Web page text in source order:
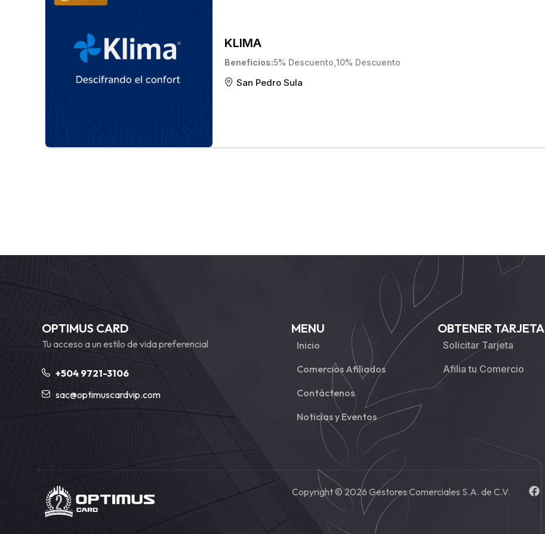
KLIMA
Beneficios 5% Descuento 10% Descuento
San Pedro Sula
OPTIMUS CARD
Tu acceso a un estilo de vida preferencial
+504 9721-3106
sac@optimuscardvip.com
MENU
Inicio
Comercios Afiliados
Contáctenos
Noticias y Eventos
OBTENER TARJETA
Solicitar Tarjeta
Afilia tu Comercio
Copyright © 2026 Gestores Comerciales S.A. de C.V.